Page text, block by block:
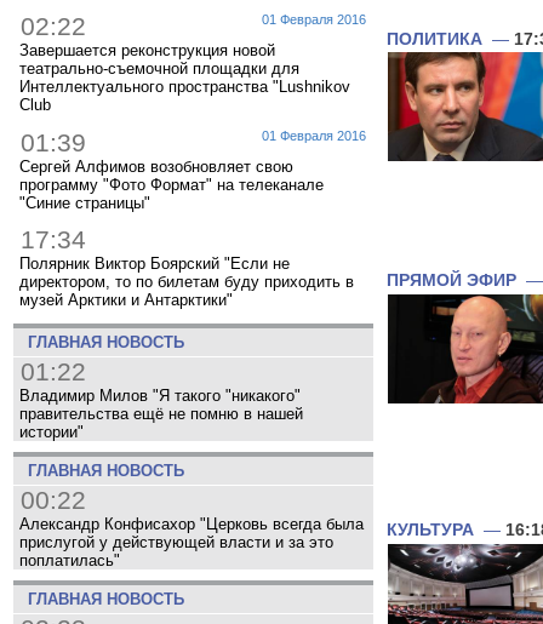
01 Февраля 2016
02:22
Завершается реконструкция новой
театрально-съемочной площадки для
Интеллектуального пространства "Lushnikov
Club
01 Февраля 2016
01:39
Сергей Алфимов возобновляет свою
программу "Фото Формат" на телеканале
"Синие страницы"
17:34
Полярник Виктор Боярский "Если не
директором, то по билетам буду приходить в
музей Арктики и Антарктики"
ГЛАВНАЯ НОВОСТЬ
01:22
Владимир Милов "Я такого "никакого"
правительства ещё не помню в нашей
истории"
ГЛАВНАЯ НОВОСТЬ
00:22
Александр Конфисахор "Церковь всегда была
прислугой у действующей власти и за это
поплатилась"
ГЛАВНАЯ НОВОСТЬ
ПОЛИТИКА —
ПРЯМОЙ ЭФИР
КУЛЬТУРА —